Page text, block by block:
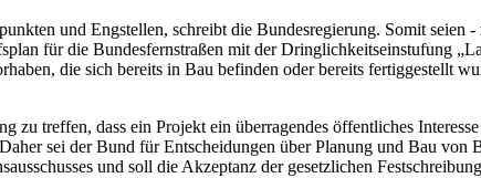
und Engstellen, schreibt die Bundesregierung. Somit seien
für die Bundesfernstraßen mit der Dringlichkeitseinstufung
die sich bereits in Bau befinden oder bereits fertiggestellt
treffen, dass ein Projekt ein überragendes öffentliches
sei der Bund für Entscheidungen über Planung und Bau von
und soll die Akzeptanz der gesetzlichen